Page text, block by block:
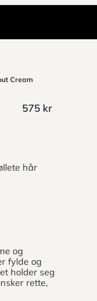
Cream
575 kr
hår
og
fylde og
holder seg
rette,